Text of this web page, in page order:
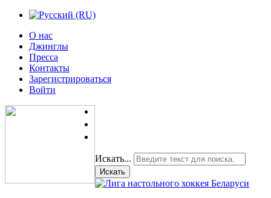
О нас
Джинглы
Пресса
Контакты
Зарегистрироваться
Войти
Искать...
Искать